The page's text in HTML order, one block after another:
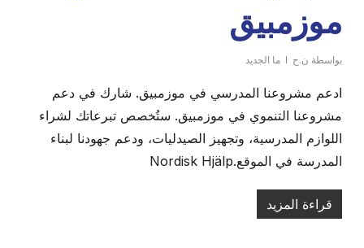
موزمبيق
بواسطة ن.ح ما الجديد
ادعم مشروعنا المدرسي في موزمبيق. شارك في دعم
مشروعنا التنموي في موزمبيق. ستُخصص تبرعاتك لشراء
اللوازم المدرسية، وتجهيز الصيدليات، ودعم جهودنا لبناء
المدرسة في الموقع.Nordisk Hjälp
قراءة المزيد